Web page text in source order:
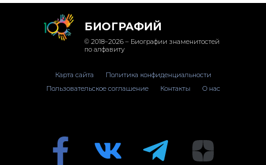
БИОГРАФИЙ
© 2018–2026 – Биографии знаменитостей
по алфавиту
Карта сайта
Политика конфиденциальности
Пользовательское соглашение
Контакты О нас